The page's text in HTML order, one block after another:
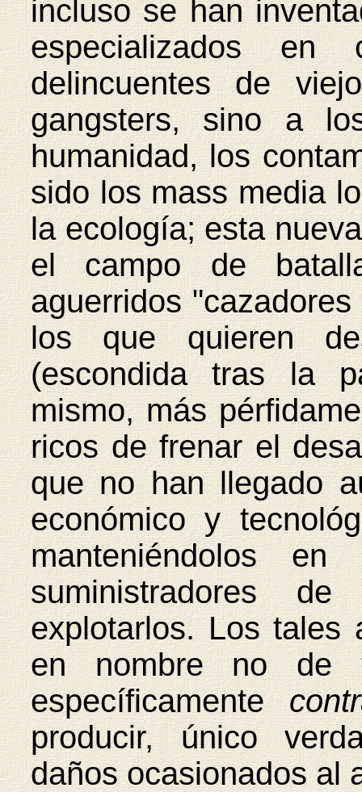
incluso se han
especializados
delincuentes de
gangsters, sino a
humanidad, los
sido los mass media
la ecología; esta
el campo de
aguerridos
los que quieren
(escondida tras la
mismo, más
ricos de frenar el
que no han llegado
económico y
manteniéndolos
suministradores
explotarlos. Los tales
en nombre no de
específicamente
producir, único
daños ocasionados al